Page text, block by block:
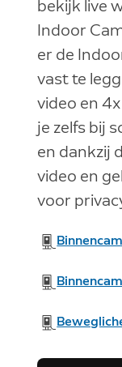
bekijk live
Indoor
er de
vast te
video en
je zelfs bij
en dankzij
video en
voor